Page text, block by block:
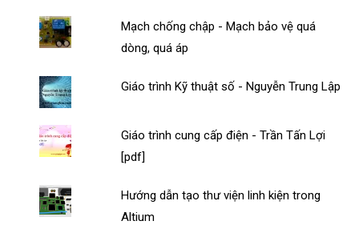
Mạch chống chập - Mạch bảo vệ quá
dòng, quá áp
Giáo trình Kỹ thuật số - Nguyễn Trung Lập
Giáo trình cung cấp điện - Trần Tấn Lợi
[pdf]
Hướng dẫn tạo thư viện linh kiện trong
Altium